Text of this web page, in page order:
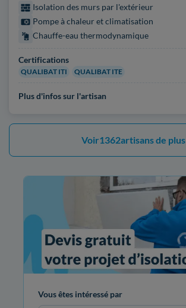
Isolation des murs par l'extérieur
Pompe à chaleur et climatisation
Chauffe-eau thermodynamique
Certifications
QUALIBAT ITI QUALIBAT ITE
Plus d'infos sur l'artisan
Voir1362artisans de plus
Vous êtes intéressé par